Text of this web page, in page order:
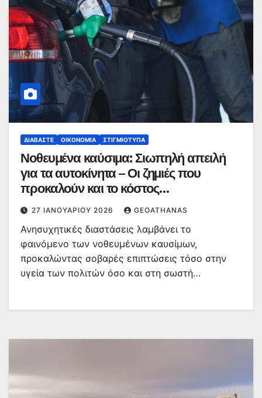
ΔΙΑΒΆΣΤΕ ΟΙΚΟΝΟΜΊΑ ΣΤΙΓΜΙΌΤΥΠΑ
Νοθευμένα καύσιμα: Σιωπηλή απειλή
για τα αυτοκίνητα – Οι ζημιές που
προκαλούν και το κόστος
αποκατάστασης
27 ΙΑΝΟΥΑΡΊΟΥ 2026 GEOATHANAS
Ανησυχητικές διαστάσεις λαμβάνει το
φαινόμενο των νοθευμένων καυσίμων,
προκαλώντας σοβαρές επιπτώσεις τόσο στην
υγεία των πολιτών όσο και στη σωστή…